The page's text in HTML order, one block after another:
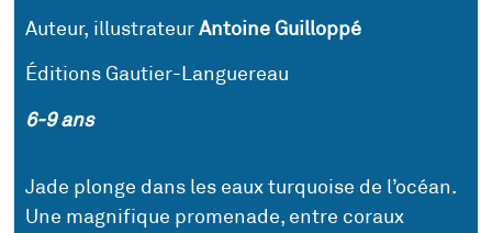
Auteur, illustrateurAntoine Guilloppé
Éditions Gautier-Languereau
6-9 ans
Jade plonge dans les eaux turquoise de l’océan.
Une magnifique promenade, entre coraux